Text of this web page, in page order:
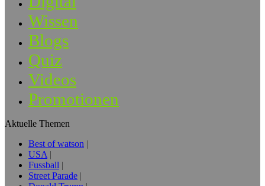
Wissen
Blogs
Quiz
Videos
Promotionen
Aktuelle Themen
Best of watson
USA
Fussball
Street Parade